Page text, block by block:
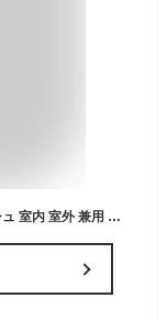
MRG ハンモック 自立式 耐荷重 200kg 2層メッシュ 室内 室外 兼用 ポータブル 折りたたみ 日本語説明書付き (ブラック×ブラウン)